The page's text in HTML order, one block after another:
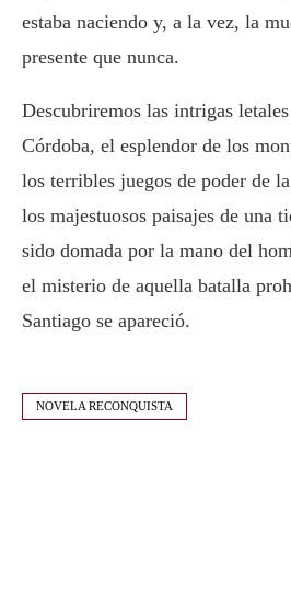
estaba naciendo y, a la vez, la
presente que nunca.
Descubriremos las intrigas
Córdoba, el esplendor de los
los terribles juegos de poder de
los majestuosos paisajes de una
sido domada por la mano del
el misterio de aquella batalla
Santiago se apareció.
NOVELA RECONQUISTA